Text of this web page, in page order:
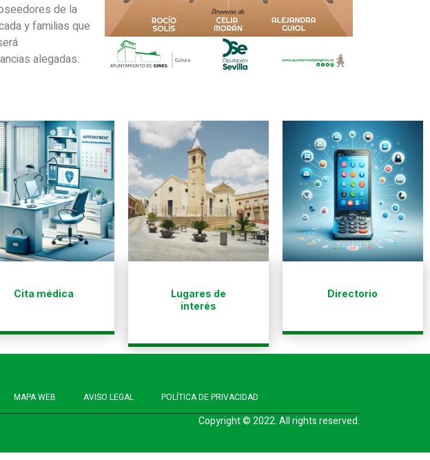
de la
y familias que
alegadas.
Cita médica
Lugares de
interés
Directorio
MAPA WEB AVISO LEGAL POLÍTICA DE PRIVACIDAD
Copyright © 2022. All rights reserved.